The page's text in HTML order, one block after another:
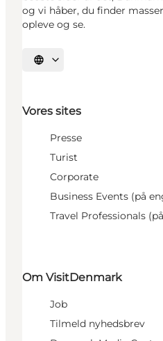
og vi håber, du finder
opleve og se.
Vælg sprog
Vores sites
Presse
Turist
Corporate
Business Events (på
Travel Professionals
Om VisitDenmark
Job
Tilmeld nyhedsbrev